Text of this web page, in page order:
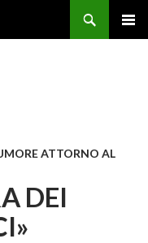
ATTORNO AL
DEI